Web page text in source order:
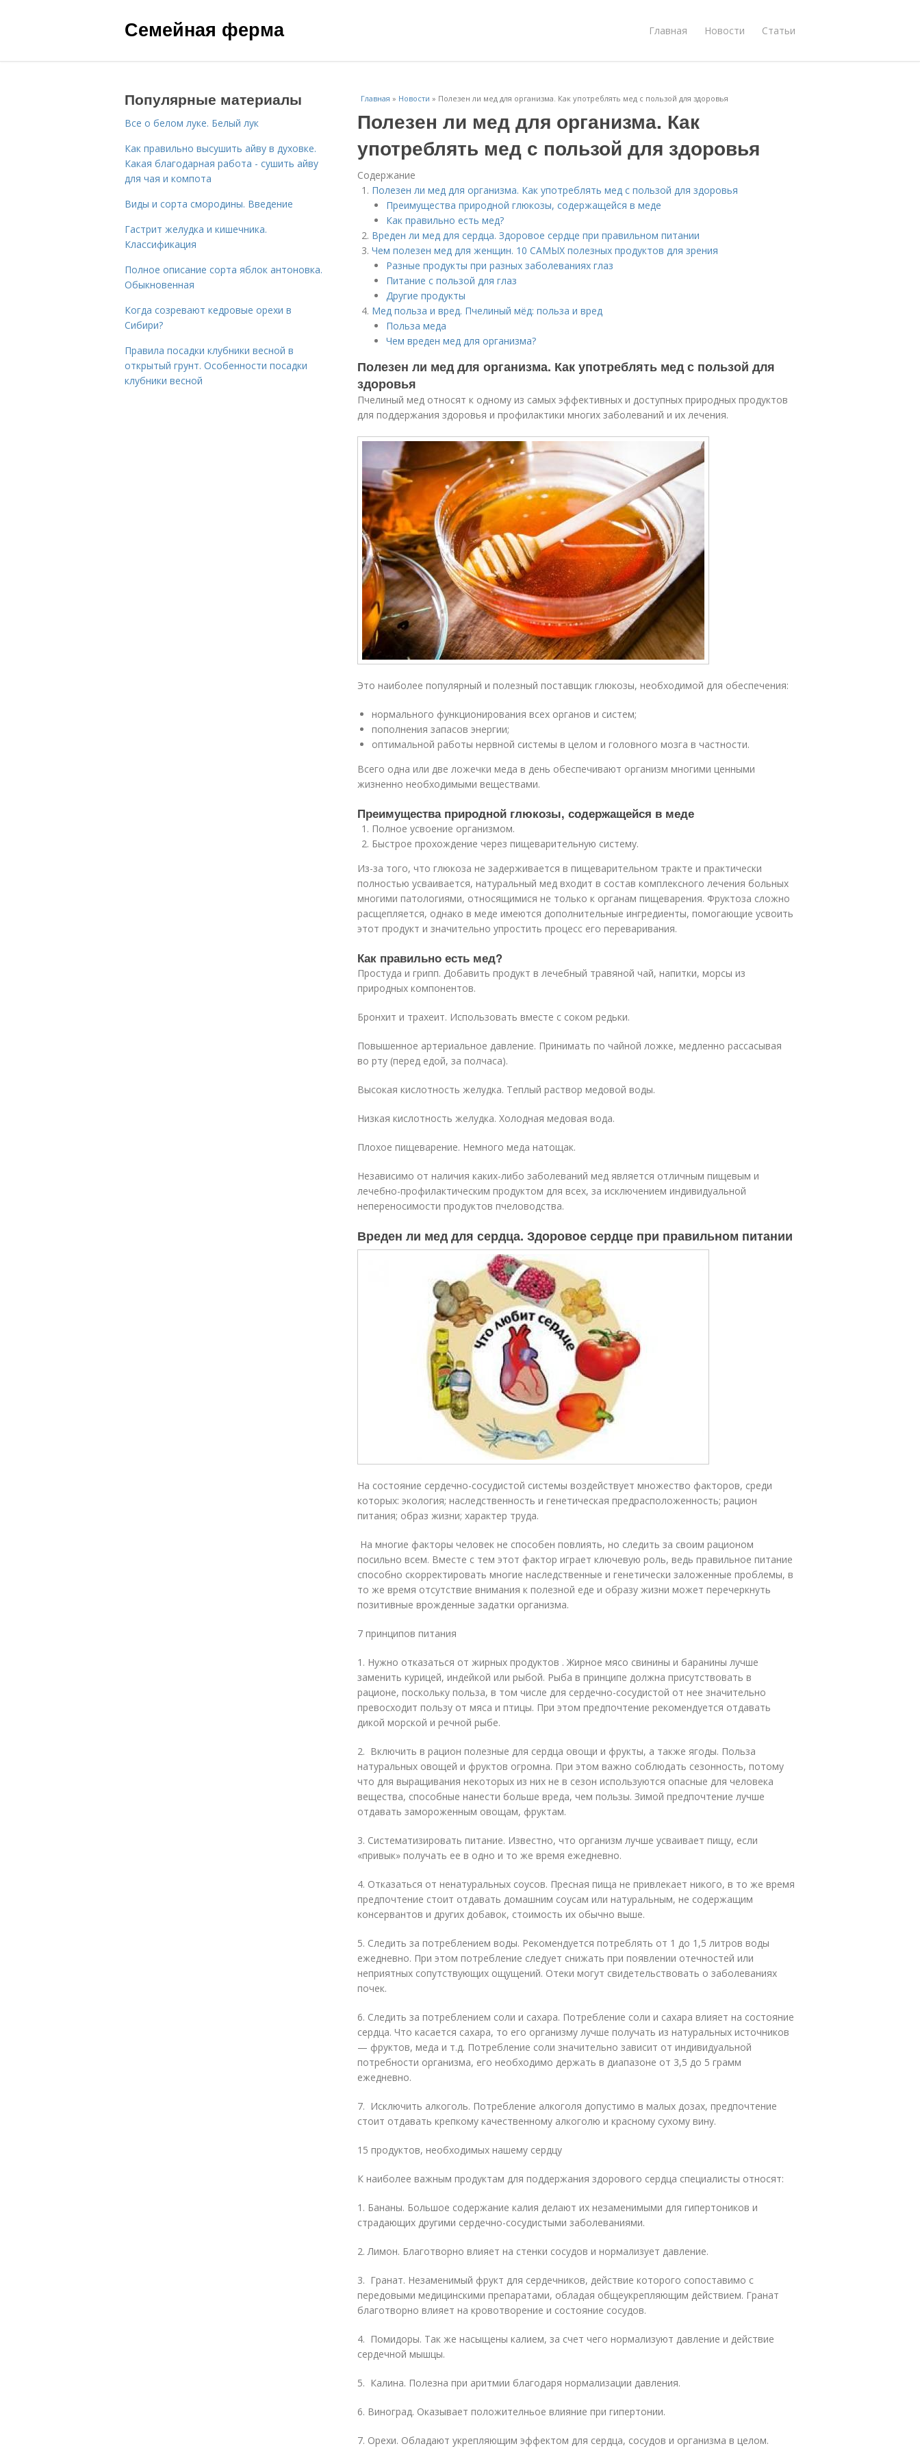
Семейная ферма Главная Новости Статьи
Главная » Новости » Полезен ли мед для организма. Как употреблять мед с пользой для здоровья
Полезен ли мед для организма. Как
употреблять мед с пользой для здоровья
Содержание
Полезен ли мед для организма. Как употреблять мед с пользой для здоровья
Преимущества природной глюкозы, содержащейся в меде
Как правильно есть мед?
Вреден ли мед для сердца. Здоровое сердце при правильном питании
Чем полезен мед для женщин. 10 САМЫХ полезных продуктов для зрения
Разные продукты при разных заболеваниях глаз
Питание с пользой для глаз
Другие продукты
Мед польза и вред. Пчелиный мёд: польза и вред
Польза меда
Чем вреден мед для организма?
Полезен ли мед для организма. Как употреблять мед с пользой для
здоровья
Пчелиный мед относят к одному из самых эффективных и доступных природных продуктов
для поддержания здоровья и профилактики многих заболеваний и их лечения.
Это наиболее популярный и полезный поставщик глюкозы, необходимой для обеспечения:
нормального функционирования всех органов и систем;
пополнения запасов энергии;
оптимальной работы нервной системы в целом и головного мозга в частности.
Всего одна или две ложечки меда в день обеспечивают организм многими ценными
жизненно необходимыми веществами.
Преимущества природной глюкозы, содержащейся в меде
Полное усвоение организмом.
Быстрое прохождение через пищеварительную систему.
Из-за того, что глюкоза не задерживается в пищеварительном тракте и практически
полностью усваивается, натуральный мед входит в состав комплексного лечения больных
многими патологиями, относящимися не только к органам пищеварения. Фруктоза сложно
расщепляется, однако в меде имеются дополнительные ингредиенты, помогающие усвоить
этот продукт и значительно упростить процесс его переваривания.
Как правильно есть мед?
Простуда и грипп. Добавить продукт в лечебный травяной чай, напитки, морсы из
природных компонентов.
Бронхит и трахеит. Использовать вместе с соком редьки.
Повышенное артериальное давление. Принимать по чайной ложке, медленно рассасывая
во рту (перед едой, за полчаса).
Высокая кислотность желудка. Теплый раствор медовой воды.
Низкая кислотность желудка. Холодная медовая вода.
Плохое пищеварение. Немного меда натощак.
Независимо от наличия каких-либо заболеваний мед является отличным пищевым и
лечебно-профилактическим продуктом для всех, за исключением индивидуальной
непереносимости продуктов пчеловодства.
Вреден ли мед для сердца. Здоровое сердце при правильном питании
На состояние сердечно-сосудистой системы воздействует множество факторов, среди
которых: экология; наследственность и генетическая предрасположенность; рацион
питания; образ жизни; характер труда.
На многие факторы человек не способен повлиять, но следить за своим рационом
посильно всем. Вместе с тем этот фактор играет ключевую роль, ведь правильное питание
способно скорректировать многие наследственные и генетически заложенные проблемы, в
то же время отсутствие внимания к полезной еде и образу жизни может перечеркнуть
позитивные врожденные задатки организма.
7 принципов питания
1. Нужно отказаться от жирных продуктов . Жирное мясо свинины и баранины лучше
заменить курицей, индейкой или рыбой. Рыба в принципе должна присутствовать в
рационе, поскольку польза, в том числе для сердечно-сосудистой от нее значительно
превосходит пользу от мяса и птицы. При этом предпочтение рекомендуется отдавать
дикой морской и речной рыбе.
2. Включить в рацион полезные для сердца овощи и фрукты, а также ягоды. Польза
натуральных овощей и фруктов огромна. При этом важно соблюдать сезонность, потому
что для выращивания некоторых из них не в сезон используются опасные для человека
вещества, способные нанести больше вреда, чем пользы. Зимой предпочтение лучше
отдавать замороженным овощам, фруктам.
3. Систематизировать питание. Известно, что организм лучше усваивает пищу, если
«привык» получать ее в одно и то же время ежедневно.
4. Отказаться от ненатуральных соусов. Пресная пища не привлекает никого, в то же время
предпочтение стоит отдавать домашним соусам или натуральным, не содержащим
консервантов и других добавок, стоимость их обычно выше.
5. Следить за потреблением воды. Рекомендуется потреблять от 1 до 1,5 литров воды
ежедневно. При этом потребление следует снижать при появлении отечностей или
неприятных сопутствующих ощущений. Отеки могут свидетельствовать о заболеваниях
почек.
6. Следить за потреблением соли и сахара. Потребление соли и сахара влияет на состояние
сердца. Что касается сахара, то его организму лучше получать из натуральных источников
— фруктов, меда и т.д. Потребление соли значительно зависит от индивидуальной
потребности организма, его необходимо держать в диапазоне от 3,5 до 5 грамм
ежедневно.
7. Исключить алкоголь. Потребление алкоголя допустимо в малых дозах, предпочтение
стоит отдавать крепкому качественному алкоголю и красному сухому вину.
15 продуктов, необходимых нашему сердцу
К наиболее важным продуктам для поддержания здорового сердца специалисты относят:
1. Бананы. Большое содержание калия делают их незаменимыми для гипертоников и
страдающих другими сердечно-сосудистыми заболеваниями.
2. Лимон. Благотворно влияет на стенки сосудов и нормализует давление.
3. Гранат. Незаменимый фрукт для сердечников, действие которого сопоставимо с
передовыми медицинскими препаратами, обладая общеукрепляющим действием. Гранат
благотворно влияет на кровотворение и состояние сосудов.
4. Помидоры. Так же насыщены калием, за счет чего нормализуют давление и действие
сердечной мышцы.
5. Калина. Полезна при аритмии благодаря нормализации давления.
6. Виноград. Оказывает положителньое влияние при гипертонии.
7. Орехи. Обладают укрепляющим эффектом для сердца, сосудов и организма в целом.
Популярные материалы
Все о белом луке. Белый лук
Как правильно высушить айву в духовке.
Какая благодарная работа - сушить айву
для чая и компота
Виды и сорта смородины. Введение
Гастрит желудка и кишечника.
Классификация
Полное описание сорта яблок антоновка.
Обыкновенная
Когда созревают кедровые орехи в
Сибири?
Правила посадки клубники весной в
открытый грунт. Особенности посадки
клубники весной